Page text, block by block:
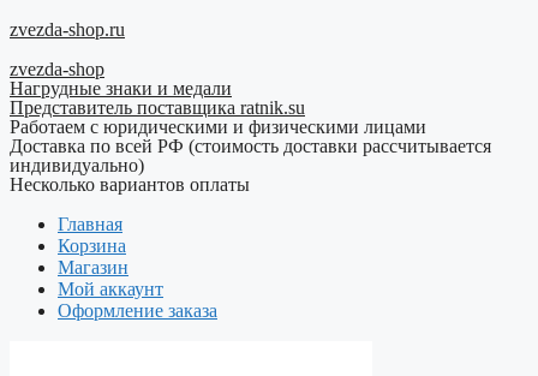
Перейти
содержимому
zvezda-shop.ru
zvezda-shop
Нагрудные знаки и медали
Представитель поставщика ratnik.su
Работаем с юридическими и физическими лицами
Доставка по всей РФ (стоимость доставки рассчитывается
индивидуально)
Несколько вариантов оплаты
Главная
Корзина
Магазин
Мой аккаунт
Оформление заказа